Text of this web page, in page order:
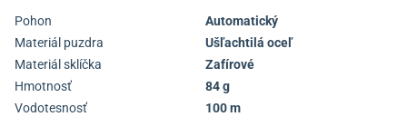
Pohon
Automatický
Materiál puzdra
Ušľachtilá oceľ
Materiál sklíčka
Zafírové
Hmotnosť
84 g
Vodotesnosť
100 m